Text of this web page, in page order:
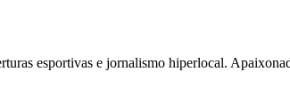
esportivas e jornalismo hiperlocal.